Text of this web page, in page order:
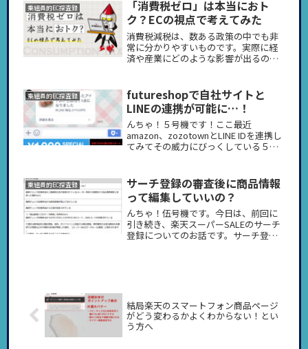
っていることにより打撃を受けている
方...
乗組員的EC探査録
「消費税ゼロ」は本当におト
ク？ECの視点で考えてみた
消費税減税は、数ある政策の中でも非
常に分かりやすいものです。実際に経
済や産業にどのような影響が出るのか
販）という視点で見ると、いくつか注
意すべき点があります。
乗組員的EC探査録
futureshopで自社サイトと
LINEの連携が可能に…！
んちゃ！５号機です！ここ最近
amazon、zozotownとLINE IDを連携し
てみてその威力にびっくしている５号
ポンのお知らせなどはお友達登録する
だけで届くんですが...
乗組員的EC探査録
サーチ登録の審査後に商品情報
って編集していいの？
んちゃ！伍号機です。今日は、前回に
引き続き、楽天スーパーSALEのサーチ
登録についてのお話です。サーチ登録
結局楽天のスマートフォン商品ページ
がどう変わるかよくわからない！とい
う方へ